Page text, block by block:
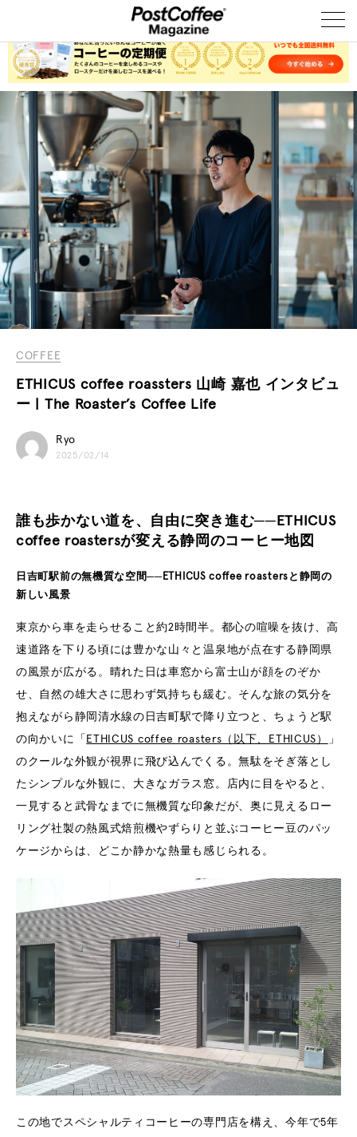
COFFEE
ETHICUS coffee roassters 山崎 嘉也 インタビュ
ー | The Roaster’s Coffee Life
Ryo
2025/02/14
誰も歩かない道を、自由に突き進む──ETHICUS
coffee roastersが変える静岡のコーヒー地図
日吉町駅前の無機質な空間──ETHICUS coffee roastersと静岡の
新しい風景
東京から車を走らせること約2時間半。都心の喧噪を抜け、高
速道路を下りる頃には豊かな山々と温泉地が点在する静岡県
の風景が広がる。晴れた日は車窓から富士山が顔をのぞか
せ、自然の雄大さに思わず気持ちも緩む。そんな旅の気分を
抱えながら静岡清水線の日吉町駅で降り立つと、ちょうど駅
の向かいに「 ETHICUS coffee roasters（以下、ETHICUS）
」
のクールな外観が視界に飛び込んでくる。無駄をそぎ落とし
たシンプルな外観に、大きなガラス窓。店内に目をやると、
一見すると武骨なまでに無機質な印象だが、奥に見えるロー
リング社製の熱風式焙煎機やずらりと並ぶコーヒー豆のパッ
ケージからは、どこか静かな熱量も感じられる。
この地でスペシャルティコーヒーの専門店を構え、今年で5年